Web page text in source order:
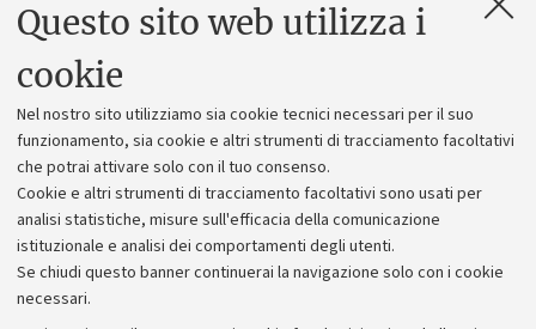
Questo sito web utilizza i
cookie
Nel nostro sito utilizziamo sia cookie tecnici necessari per il suo
funzionamento, sia cookie e altri strumenti di tracciamento facoltativi
che potrai attivare solo con il tuo consenso.
Cookie e altri strumenti di tracciamento facoltativi sono usati per
analisi statistiche, misure sull'efficacia della comunicazione
istituzionale e analisi dei comportamenti degli utenti.
Se chiudi questo banner continuerai la navigazione solo con i cookie
necessari.
Contatti e PEC
Alumni community
Piano strategico
Bilanci
Donazioni e 5x1000